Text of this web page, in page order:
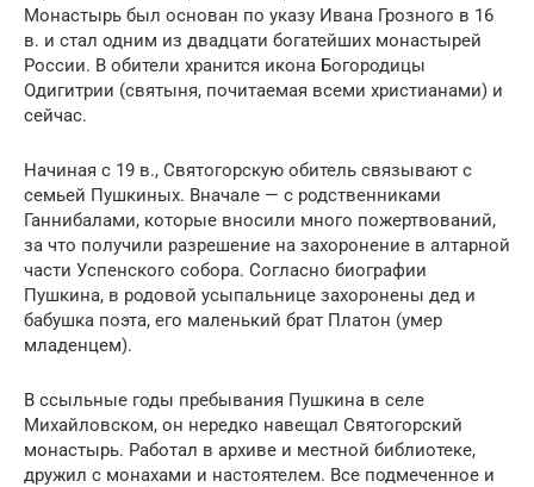
Монастырь был основан по указу Ивана Грозного в 16
в. и стал одним из двадцати богатейших монастырей
России. В обители хранится икона Богородицы
Одигитрии (святыня, почитаемая всеми христианами) и
сейчас.
Начиная с 19 в., Святогорскую обитель связывают с
семьей Пушкиных. Вначале — с родственниками
Ганнибалами, которые вносили много пожертвований,
за что получили разрешение на захоронение в алтарной
части Успенского собора. Согласно биографии
Пушкина, в родовой усыпальнице захоронены дед и
бабушка поэта, его маленький брат Платон (умер
младенцем).
В ссыльные годы пребывания Пушкина в селе
Михайловском, он нередко навещал Святогорский
монастырь. Работал в архиве и местной библиотеке,
дружил с монахами и настоятелем. Все подмеченное и